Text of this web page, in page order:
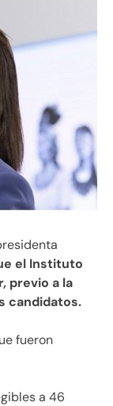
el Instituto
previo a la
candidatos.
fueron
a 46